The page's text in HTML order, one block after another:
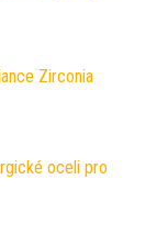
Zirconia
oceli pro